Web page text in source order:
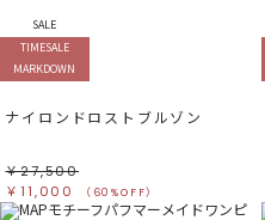
SALE
TIMESALE
MARKDOWN
ナイロンドロストブルゾン
￥27,500
￥11,000
（60%OFF）